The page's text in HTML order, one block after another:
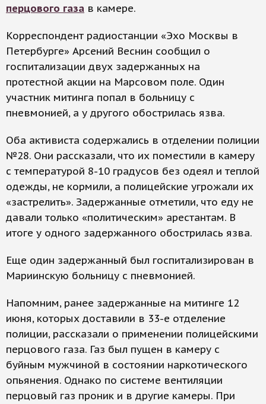
перцового газа в камере.
Корреспондент радиостанции «Эхо Москвы в
Петербурге» Арсений Веснин сообщил о
госпитализации двух задержанных на
протестной акции на Марсовом поле. Один
участник митинга попал в больницу с
пневмонией, а у другого обострилась язва.
Оба активиста содержались в отделении полиции
№28. Они рассказали, что их поместили в камеру
с температурой 8-10 градусов без одеял и теплой
одежды, не кормили, а полицейские угрожали их
«застрелить». Задержанные отметили, что еду не
давали только «политическим» арестантам. В
итоге у одного задержанного обострилась язва.
Еще один задержанный был госпитализирован в
Мариинскую больницу с пневмонией.
Напомним, ранее задержанные на митинге 12
июня, которых доставили в 33-е отделение
полиции, рассказали о применении полицейскими
перцового газа. Газ был пущен в камеру с
буйным мужчиной в состоянии наркотического
опьянения. Однако по системе вентиляции
перцовый газ проник и в другие камеры. При